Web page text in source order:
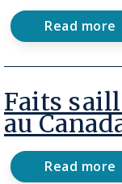
Read more
about
par
et
par
Faits
au
Read more
about